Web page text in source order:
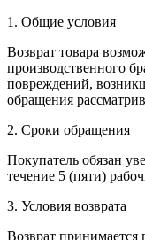
1. Общие условия
Возврат товара
производственного
повреждений,
обращения
2. Сроки обращения
Покупатель обязан
течение 5 (пяти)
3. Условия возврата
Возврат